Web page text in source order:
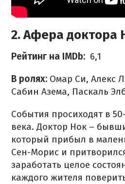
2. Афера доктора
Рейтинг на IMDb: 6,1
В ролях: Омар Си, Алекс
Сабин Азема, Паскаль
События просиходят в
века. Доктор Нок –
который прибыл в
Сен-Морис и
заработать целое
каждого жителя